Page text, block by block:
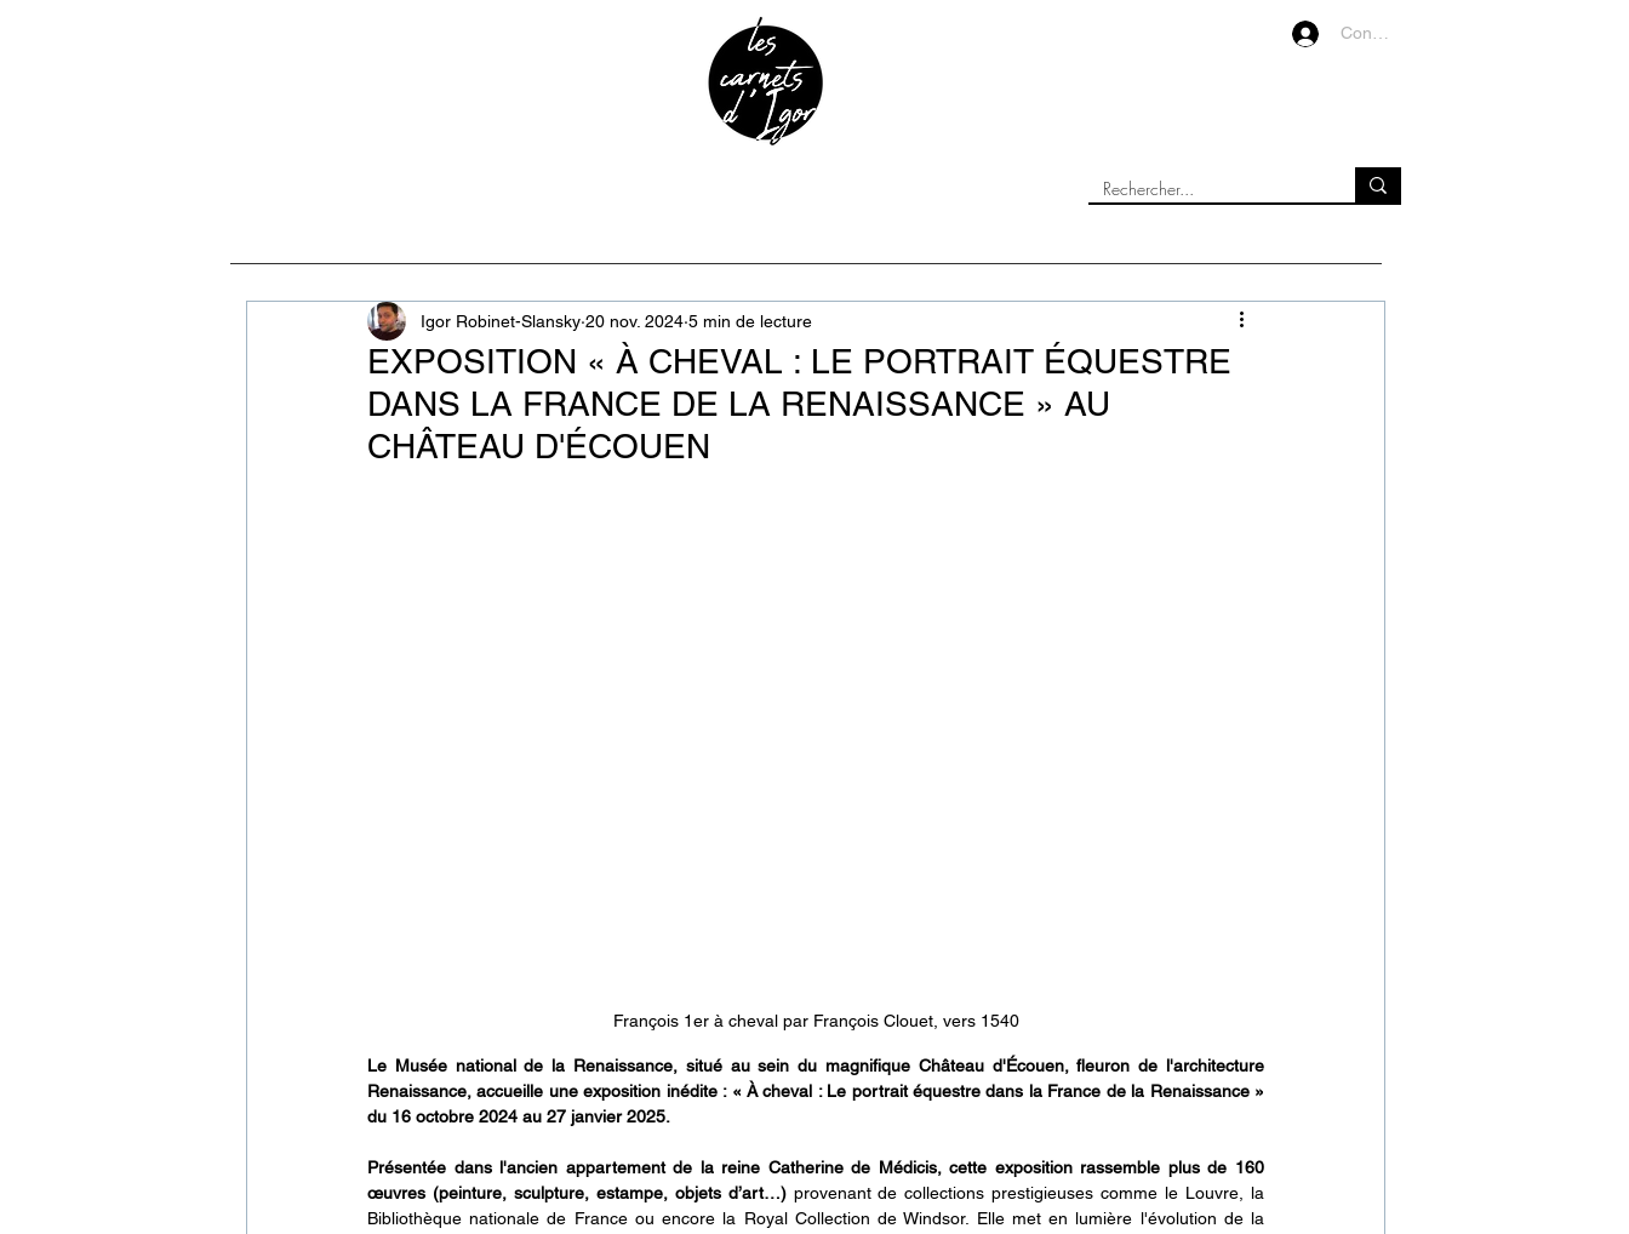
Connexion
EXPOSITION « À CHEVAL : LE PORTRAIT ÉQUESTRE
DANS LA FRANCE DE LA RENAISSANCE » AU
CHÂTEAU D'ÉCOUEN
Igor Robinet-Slansky 20 nov. 2024 5 min de lecture
François 1er à cheval par François Clouet, vers 1540
Le Musée national de la Renaissance, situé au sein du magnifique Château d'Écouen, fleuron de l'architecture
Renaissance, accueille une exposition inédite : « À cheval : Le portrait équestre dans la France de la Renaissance »
du 16 octobre 2024 au 27 janvier 2025.
Présentée dans l'ancien appartement de la reine Catherine de Médicis, cette exposition rassemble plus de 160
œuvres (peinture, sculpture, estampe, objets d’art…) provenant de collections prestigieuses comme le Louvre, la
Bibliothèque nationale de France ou encore la Royal Collection de Windsor. Elle met en lumière l'évolution de la